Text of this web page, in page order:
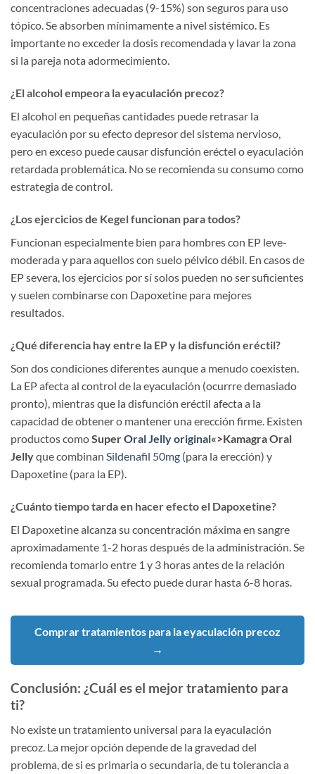
concentraciones adecuadas (9-15%) son seguros para uso
tópico. Se absorben mínimamente a nivel sistémico. Es
importante no exceder la dosis recomendada y lavar la zona
si la pareja nota adormecimiento.
¿El alcohol empeora la eyaculación precoz?
El alcohol en pequeñas cantidades puede retrasar la
eyaculación por su efecto depresor del sistema nervioso,
pero en exceso puede causar disfunción eréctel o eyaculación
retardada problemática. No se recomienda su consumo como
estrategia de control.
¿Los ejercicios de Kegel funcionan para todos?
Funcionan especialmente bien para hombres con EP leve-
moderada y para aquellos con suelo pélvico débil. En casos de
EP severa, los ejercicios por sí solos pueden no ser suficientes
y suelen combinarse con Dapoxetine para mejores
resultados.
¿Qué diferencia hay entre la EP y la disfunción eréctil?
Son dos condiciones diferentes aunque a menudo coexisten.
La EP afecta al control de la eyaculación (ocurrre demasiado
pronto), mientras que la disfunción eréctil afecta a la
capacidad de obtener o mantener una erección firme. Existen
productos comoSuperOral Jelly original«>Kamagra Oral
Jellyque combinan Sildenafil 50mg (para la erección) y
Dapoxetine (para la EP).
¿Cuánto tiempo tarda en hacer efecto el Dapoxetine?
El Dapoxetine alcanza su concentración máxima en sangre
aproximadamente 1-2 horas después de la administración. Se
recomienda tomarlo entre 1 y 3 horas antes de la relación
sexual programada. Su efecto puede durar hasta 6-8 horas.
Comprar tratamientos para la eyaculación precoz
→
Conclusión: ¿Cuál es el mejor tratamiento para
ti?
No existe un tratamiento universal para la eyaculación
precoz. La mejor opción depende de la gravedad del
problema, de si es primaria o secundaria, de tu tolerancia a